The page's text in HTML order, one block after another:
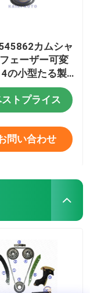
カムシャ
ェーザー可変
の小型たる製
で308のBMW
ーザー
トプライス
問い合わせ